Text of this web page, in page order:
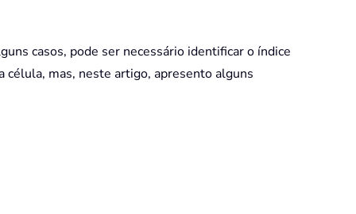
casos, pode ser necessário identificar o índice
célula, mas, neste artigo, apresento alguns